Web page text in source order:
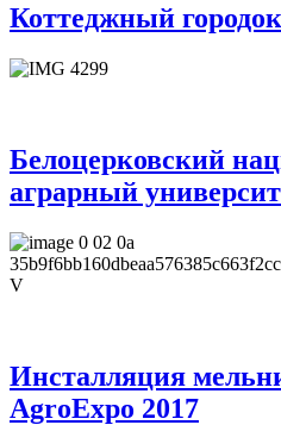
Коттеджный
Белоцерковский
аграрный
Инсталляция
AgroExpo 2017